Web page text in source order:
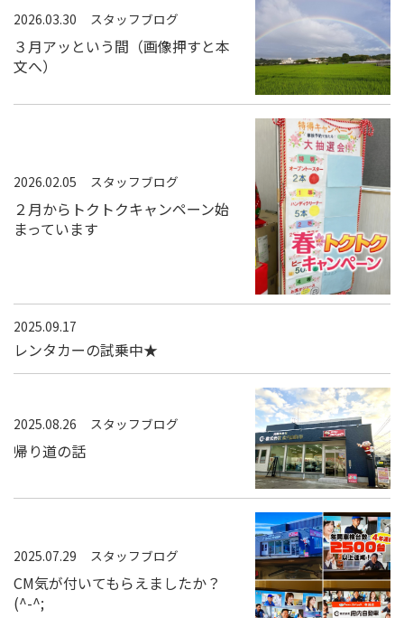
2026.03.30 スタッフブログ
３月アッという間（画像押すと本
文へ）
2026.02.05 スタッフブログ
２月からトクトクキャンペーン始
まっています
2025.09.17
レンタカーの試乗中★
2025.08.26 スタッフブログ
帰り道の話
2025.07.29 スタッフブログ
CM気が付いてもらえましたか？
(^-^;